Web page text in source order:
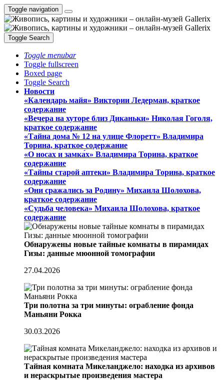
Toggle navigation
Toggle Search
Toggle menubar
Toggle fullscreen
Boxed page
Toggle Search
Новости
«Календарь майя» Виктории Ледерман, краткое
содержание
«Вечера на хуторе близ Диканьки» Николая Гоголя,
краткое содержание
«Тайна дома № 12 на улице Флоретт» Владимира
Торина, краткое содержание
«О носах и замка́х» Владимира Торина, краткое
содержание
«Тайны старой аптеки» Владимира Торина, краткое
содержание
«Они сражались за Родину» Михаила Шолохова,
краткое содержание
«Судьба человека» Михаила Шолохова, краткое
содержание
Обнаружены новые тайные комнаты в пирамидах
Гизы: данные мюонной томографии
27.04.2026
Три полотна за три минуты: ограбление фонда
Маньяни Рокка
30.03.2026
Тайная комната Микеланджело: находка из архивов
и нераскрытые произведения мастера